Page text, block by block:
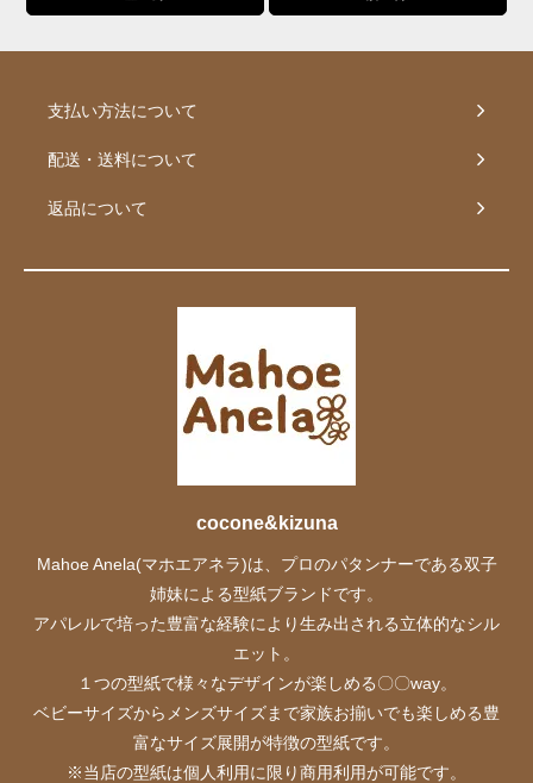
支払い方法について
配送・送料について
返品について
cocone&kizuna
Mahoe Anela(マホエアネラ)は、プロのパタンナーである双子
姉妹による型紙ブランドです。
アパレルで培った豊富な経験により生み出される立体的なシル
エット。
１つの型紙で様々なデザインが楽しめる〇〇way。
ベビーサイズからメンズサイズまで家族お揃いでも楽しめる豊
富なサイズ展開が特徴の型紙です。
※当店の型紙は個人利用に限り商用利用が可能です。